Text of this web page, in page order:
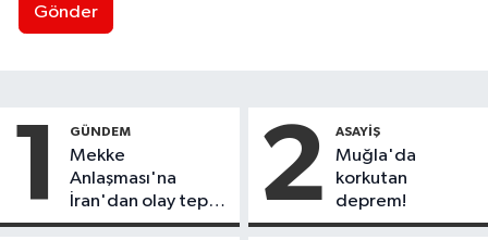
Gönder
1 GÜNDEM
Mekke
Anlaşması'na
İran'dan olay tepki:
"Politikalarınızı
2 ASAYIŞ
Muğla'da
korkutan
deprem!